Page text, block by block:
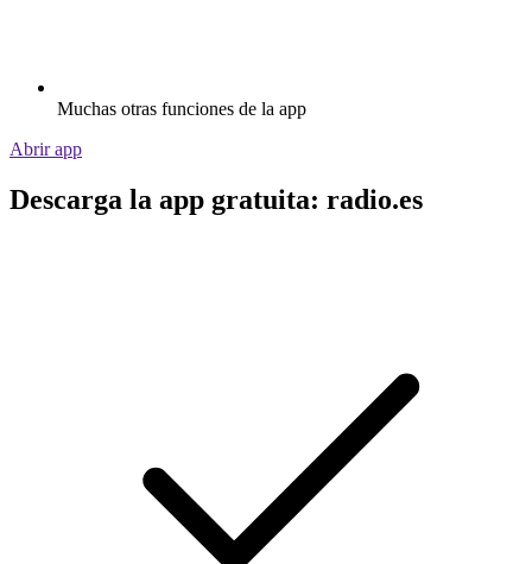
Muchas otras funciones de la app
Abrir app
Descarga la app gratuita: radio.es